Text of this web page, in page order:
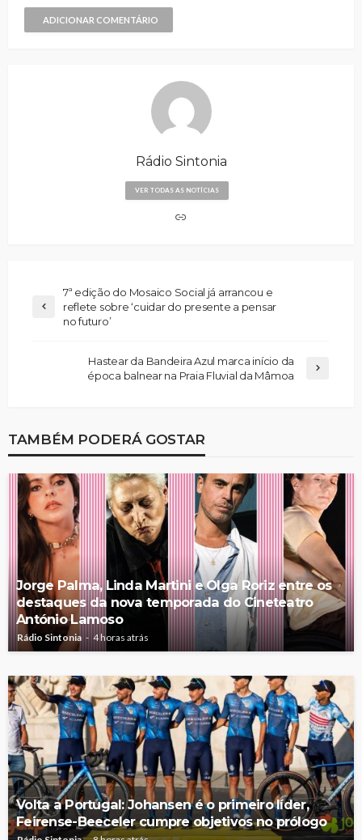
ADICIONAR COMENTÁRIO
Rádio Sintonia
VER TODAS AS NOTÍCIAS
7ª edição do Mosaico Social já arrancou e
reflete sobre ‘cuidar do presente a pensar
no futuro’
Hastear da Bandeira Azul marca início da
época balnear na Praia Fluvial da Mâmoa
TAMBÉM PODERÁ GOSTAR
Jorge Palma, Linda Martini e Olga Roriz entre os
destaques da nova temporada do Cineteatro
António Lamoso
Rádio Sintonia 4 horas atrás
Volta a Portugal: Johansen é o primeiro líder,
Feirense-Beeceler cumpre objetivos no prólogo